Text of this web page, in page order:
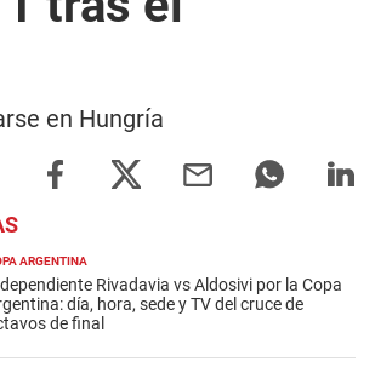
en Hungría
ARGENTINA
Rivadavia vs Aldosivi por la Copa
día, hora, sede y TV del cruce de
de final